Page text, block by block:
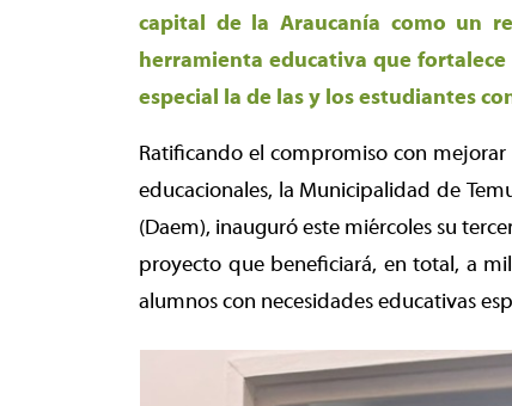
capital de la Araucanía como un
herramienta educativa que
especial la de las y los estudiantes
Ratificando el compromiso con
educacionales, la Municipalidad de
(Daem), inauguró este miércoles su
proyecto que beneficiará, en total, a
alumnos con necesidades educativas